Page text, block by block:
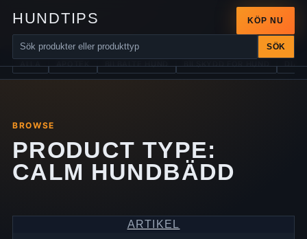
HUNDTIPS
SÖK
KÖP NU
ALLA APOTEK BILBÄLTE HUND BILSKYDD FÖR HUND
BROWSE
PRODUCT TYPE:
CALM HUNDBÄDD
ARTIKEL